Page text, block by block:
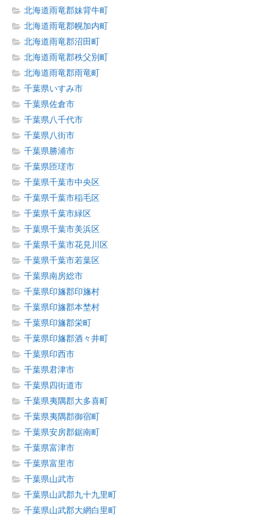
北海道雨竜郡妹背牛町
北海道雨竜郡幌加内町
北海道雨竜郡沼田町
北海道雨竜郡秩父別町
北海道雨竜郡雨竜町
千葉県いすみ市
千葉県佐倉市
千葉県八千代市
千葉県八街市
千葉県勝浦市
千葉県匝瑳市
千葉県千葉市中央区
千葉県千葉市稲毛区
千葉県千葉市緑区
千葉県千葉市美浜区
千葉県千葉市花見川区
千葉県千葉市若葉区
千葉県南房総市
千葉県印旛郡印旛村
千葉県印旛郡本埜村
千葉県印旛郡栄町
千葉県印旛郡酒々井町
千葉県印西市
千葉県君津市
千葉県四街道市
千葉県夷隅郡大多喜町
千葉県夷隅郡御宿町
千葉県安房郡鋸南町
千葉県富津市
千葉県富里市
千葉県山武市
千葉県山武郡九十九里町
千葉県山武郡大網白里町